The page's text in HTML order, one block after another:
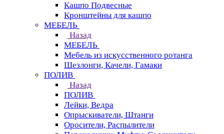
Кашпо Подвесные
Кронштейны для кашпо
МЕБЕЛЬ
Назад
МЕБЕЛЬ
Мебель из искусственного ротанга
Шезлонги, Качели, Гамаки
ПОЛИВ
Назад
ПОЛИВ
Лейки, Ведра
Опрыскиватели, Штанги
Оросители, Распылители